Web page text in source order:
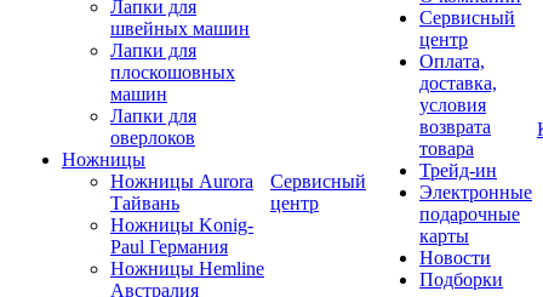
Лапки для
швейных машин
Лапки для
плоскошовных
машин
Лапки для
оверлоков
Ножницы
Ножницы Aurora
Тайвань
Ножницы Konig-
Paul Германия
Ножницы Hemline
Австралия
Сервисный
центр
Сервисный
центр
Оплата,
доставка,
условия
возврата
товара
Трейд-ин
Электронные
подарочные
карты
Новости
Подборки